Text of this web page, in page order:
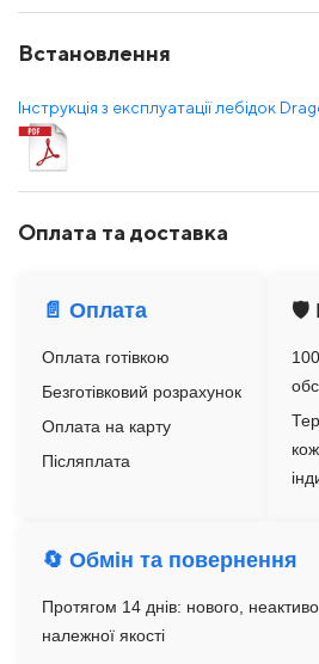
Встановлення
Інструкція з експлуатації лебідок
Оплата та доставка
📄 Оплата
Оплата готівкою
Безготівковий розрахунок
Оплата на карту
Післяплата
🛡️
🔄 Обмін та повернення
Протягом 14 днів: нового,
належної якості